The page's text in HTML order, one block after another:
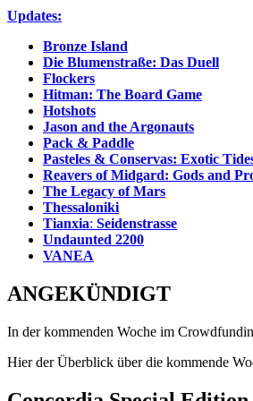
Updates:
Bronze Island
Die Blumenstraße: Das Duell
Flockers
Hitman: The Board Game
Hotshots
Jason and the Argonauts
Pack & Paddle
Pasteles & Conservas: Exotic
Reavers of Midgard: Gods and
The Legacy of Mars
Thessaloniki
Tianxia: Seidenstrasse
Undaunted 2200
VANEA
ANGEKÜNDIGT
In der kommenden Woche im
Hier der Überblick über die kommende